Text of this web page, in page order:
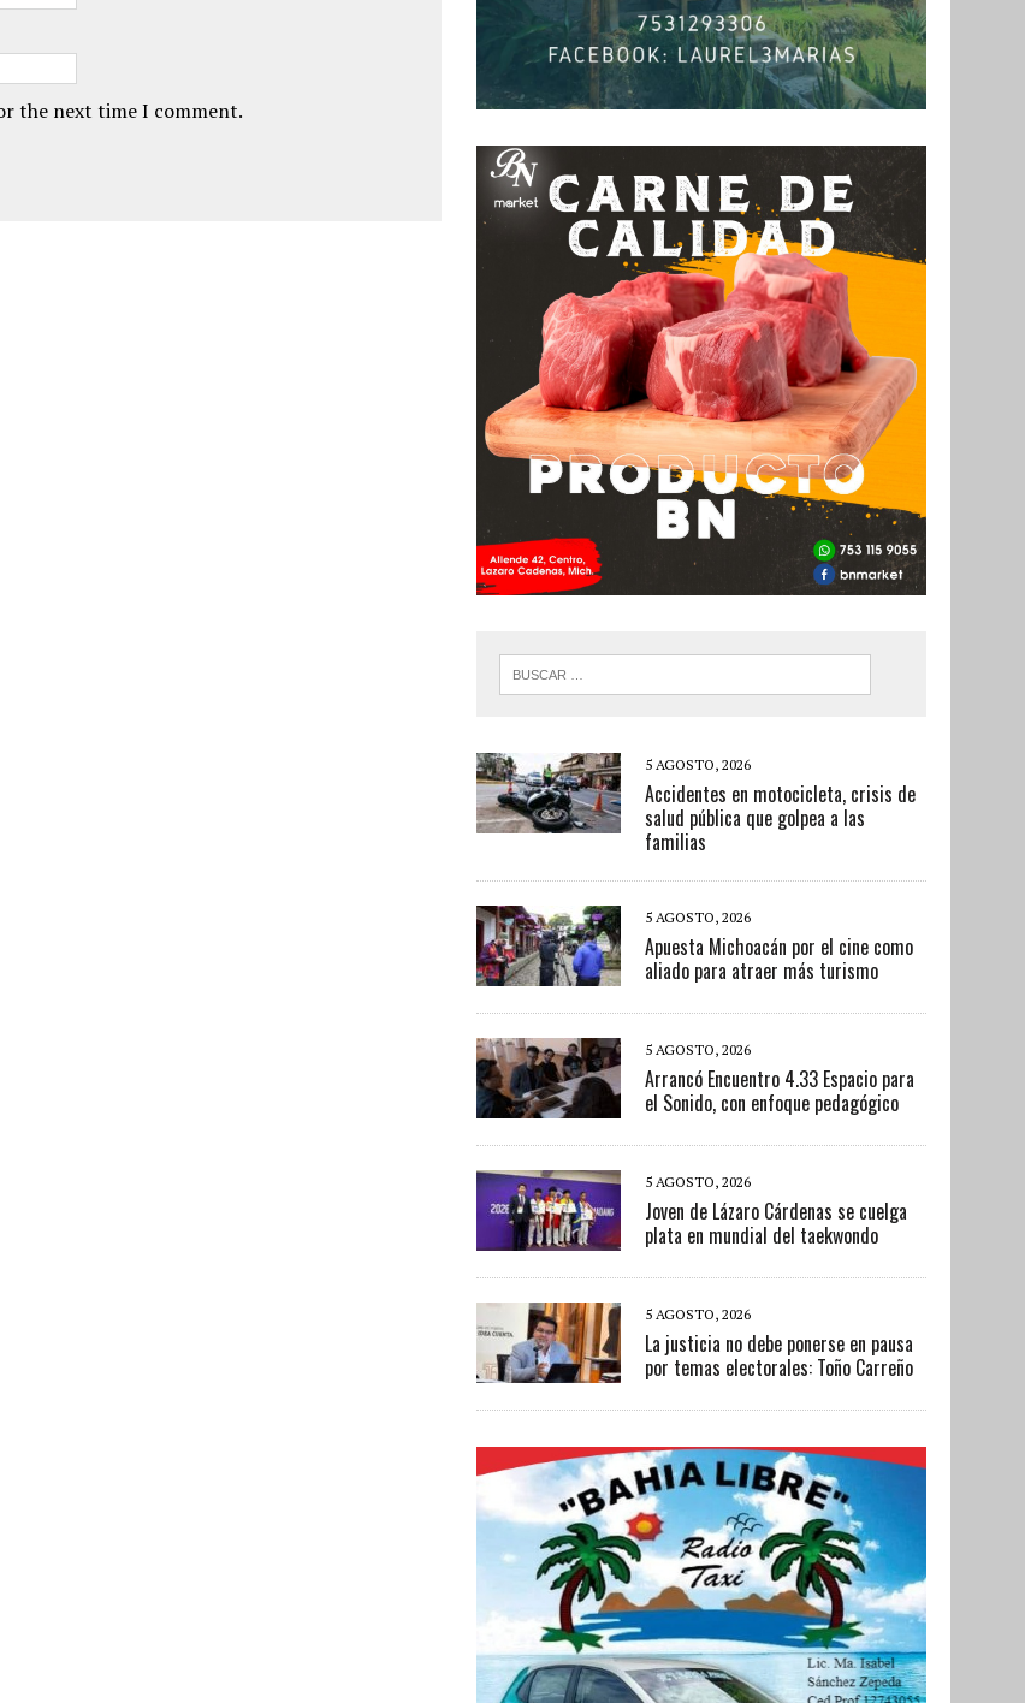
the next time I comment.
5 AGOSTO, 2026
Accidentes en motocicleta, crisis de
salud pública que golpea a las
familias
5 AGOSTO, 2026
Apuesta Michoacán por el cine como
aliado para atraer más turismo
5 AGOSTO, 2026
Arrancó Encuentro 4.33 Espacio para
el Sonido, con enfoque pedagógico
5 AGOSTO, 2026
Joven de Lázaro Cárdenas se cuelga
plata en mundial del taekwondo
5 AGOSTO, 2026
La justicia no debe ponerse en pausa
por temas electorales: Toño Carreño